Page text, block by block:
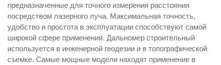
предназначенные для точного измерения расстояния
посредством лазерного луча. Максимальная точность,
удобство и простота в эксплуатации способствуют самой
широкой сфере применения. Дальномер строительный
используется в инженерной геодезии и в топографической
съемке. Самые мощные модели находят применение в